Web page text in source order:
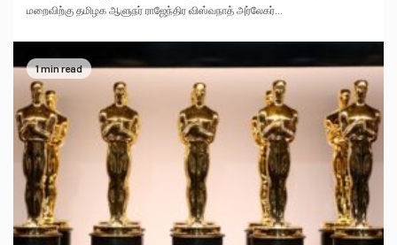
மறைவிற்கு தமிழக ஆளுநர் ராஜேந்திர விஸ்வநாத் அர்லேகர்...
1 min read